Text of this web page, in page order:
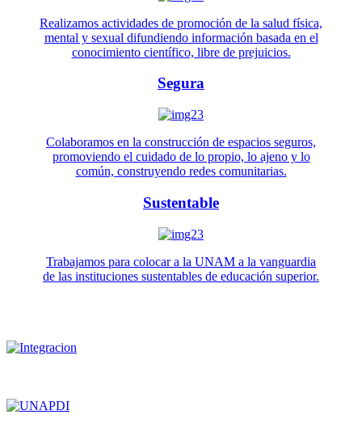
Realizamos actividades de promoción de la salud física,
mental y sexual difundiendo información basada en el
conocimiento científico, libre de prejuicios.
Segura
Colaboramos en la construcción de espacios seguros,
promoviendo el cuidado de lo propio, lo ajeno y lo
común, construyendo redes comunitarias.
Sustentable
Trabajamos para colocar a la UNAM a la vanguardia
de las instituciones sustentables de educación superior.